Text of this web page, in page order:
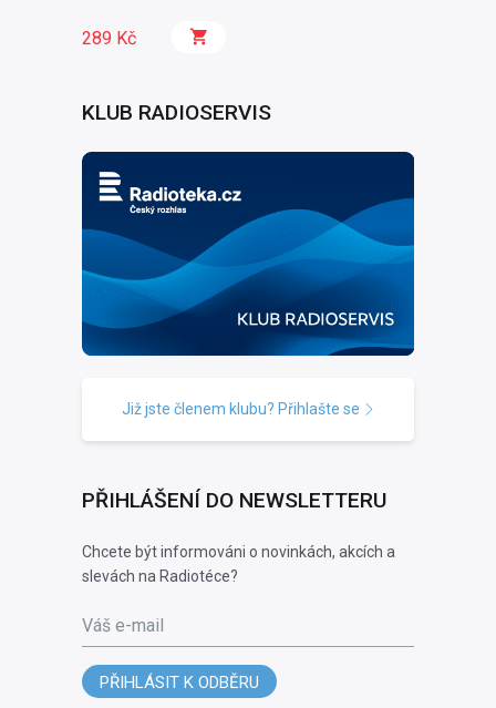
289 Kč
KLUB RADIOSERVIS
Již jste členem klubu? Přihlašte se
PŘIHLÁŠENÍ DO NEWSLETTERU
Chcete být informováni o novinkách, akcích a
slevách na Radiotéce?
Váš e-mail
PŘIHLÁSIT K ODBĚRU